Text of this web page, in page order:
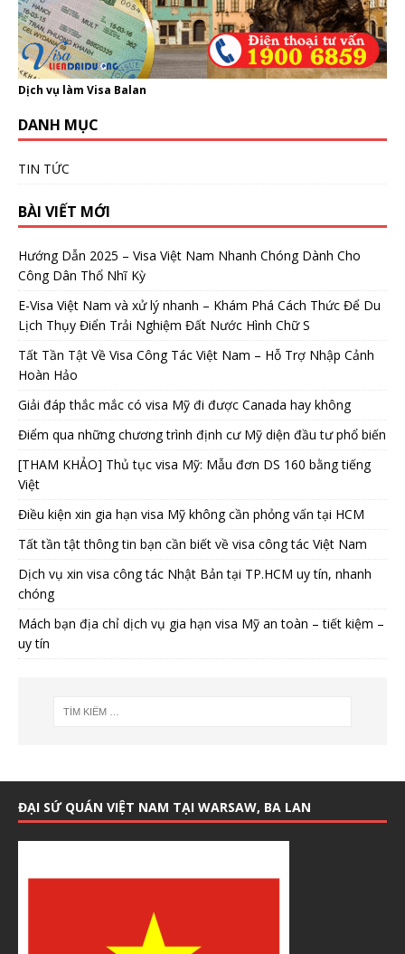
Dịch vụ làm Visa Balan
DANH MỤC
TIN TỨC
BÀI VIẾT MỚI
Hướng Dẫn 2025 – Visa Việt Nam Nhanh Chóng Dành Cho
Công Dân Thổ Nhĩ Kỳ
E-Visa Việt Nam và xử lý nhanh – Khám Phá Cách Thức Để Du
Lịch Thụy Điển Trải Nghiệm Đất Nước Hình Chữ S
Tất Tần Tật Về Visa Công Tác Việt Nam – Hỗ Trợ Nhập Cảnh
Hoàn Hảo
Giải đáp thắc mắc có visa Mỹ đi được Canada hay không
Điểm qua những chương trình định cư Mỹ diện đầu tư phổ biến
[THAM KHẢO] Thủ tục visa Mỹ: Mẫu đơn DS 160 bằng tiếng
Việt
Điều kiện xin gia hạn visa Mỹ không cần phỏng vấn tại HCM
Tất tần tật thông tin bạn cần biết về visa công tác Việt Nam
Dịch vụ xin visa công tác Nhật Bản tại TP.HCM uy tín, nhanh
chóng
Mách bạn địa chỉ dịch vụ gia hạn visa Mỹ an toàn – tiết kiệm –
uy tín
ĐẠI SỨ QUÁN VIỆT NAM TẠI WARSAW, BA LAN